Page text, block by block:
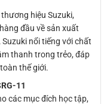
hiệu Suzuki,
đầu về sản xuất
nổi tiếng với chất
thanh trong trẻo, đáp
thế giới.
11
các mục đích học tập,